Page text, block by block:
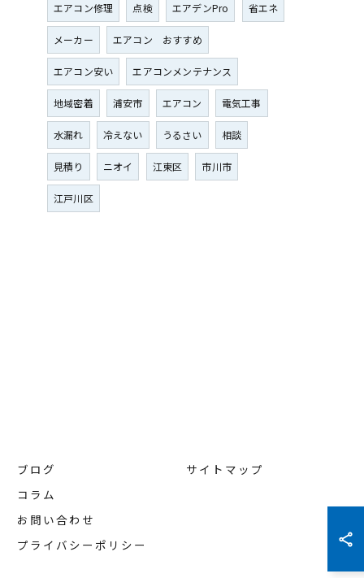
エアコン修理 点検 エアデンPro 省エネ
メーカー エアコン おすすめ
エアコン安い エアコンメンテナンス
地域密着 浦安市 エアコン 電気工事
水漏れ 冷えない うるさい 相談
見積り ニオイ 江東区 市川市
江戸川区
ブログ
コラム
お問い合わせ
プライバシーポリシー
サイトマップ